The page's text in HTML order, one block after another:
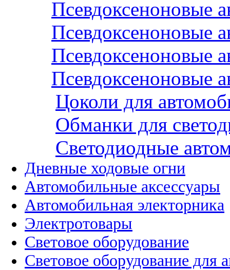
Псевдоксеноновые
Псевдоксеноновые
Псевдоксеноновые
Псевдоксеноновые
Цоколи для
Обманки для
Cветодиодные
Дневные ходовые огни
Автомобильные аксессуары
Автомобильная электорника
Электротовары
Световое оборудование
Световое оборудование для